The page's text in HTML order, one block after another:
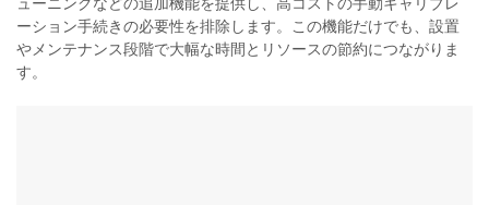
ーション手続きの必要性を排除します。この機能だけでも、設置
やメンテナンス段階で大幅な時間とリソースの節約につながりま
す。